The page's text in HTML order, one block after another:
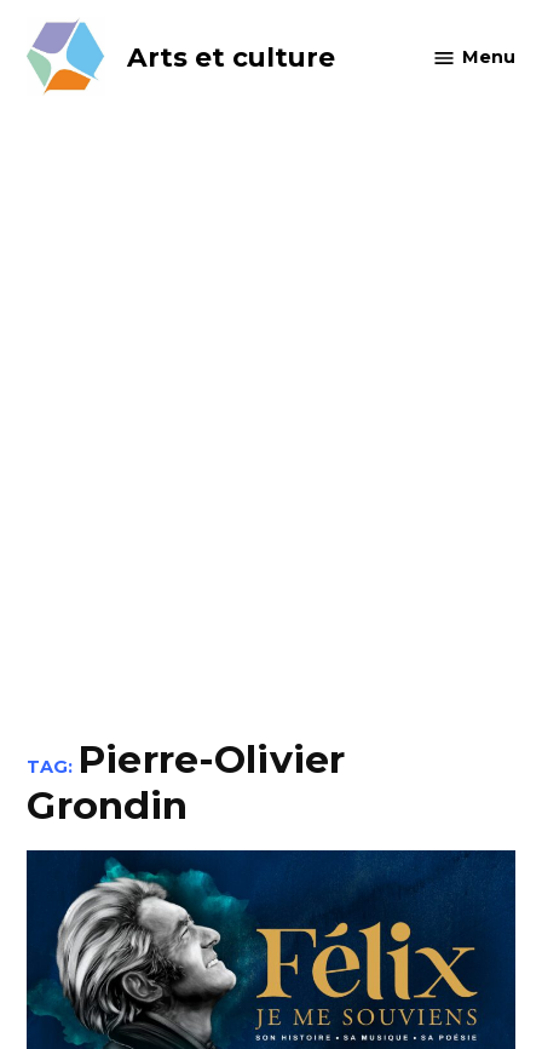
content
Arts et culture Menu
TAG: Pierre-Olivier
Grondin